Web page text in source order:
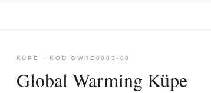
KÜPE · KOD GWHE0003-00
Global Warming Küpe